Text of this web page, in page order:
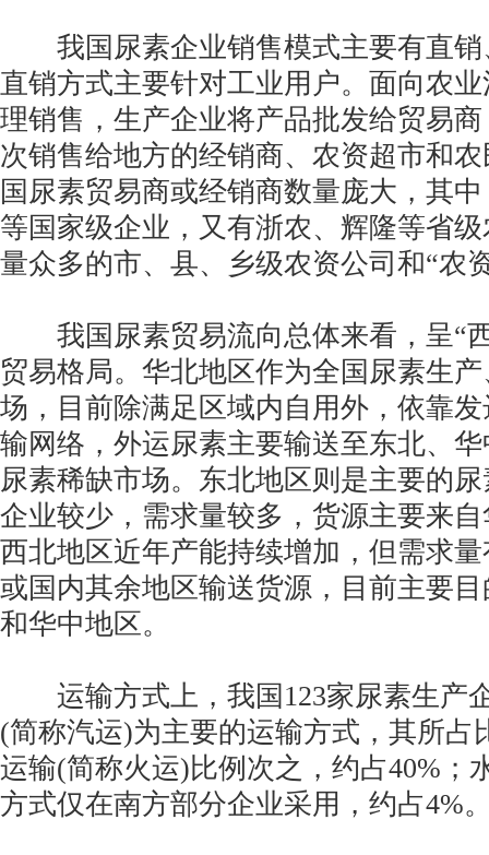
我国尿素企业销售模式主要有直销
直销方式主要针对工业用户。面向农
理销售，生产企业将产品批发给贸易
次销售给地方的经销商、农资超市和
国尿素贸易商或经销商数量庞大，其
等国家级企业，又有浙农、辉隆等省
量众多的市、县、乡级农资公司和“农
我国尿素贸易流向总体来看，呈“
贸易格局。华北地区作为全国尿素生
场，目前除满足区域内自用外，依靠
输网络，外运尿素主要输送至东北、
尿素稀缺市场。东北地区则是主要的
企业较少，需求量较多，货源主要来
西北地区近年产能持续增加，但需求
或国内其余地区输送货源，目前主要
和华中地区。
运输方式上，我国123家尿素生产
(简称汽运)为主要的运输方式，其所占
运输(简称火运)比例次之，约占40%；
方式仅在南方部分企业采用，约占4%